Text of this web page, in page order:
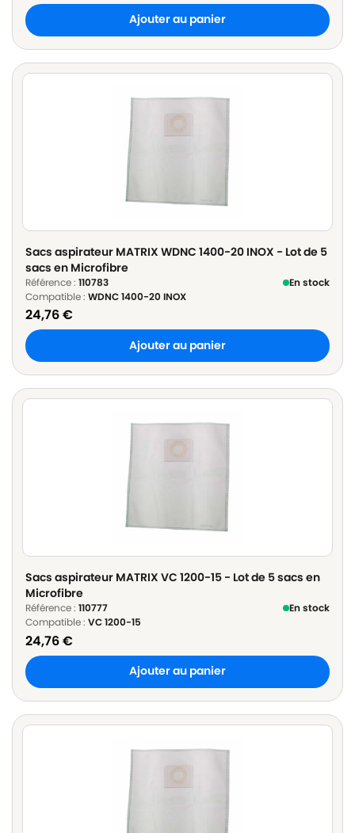
Ajouter au panier
Sacs aspirateur MATRIX WDNC 1400-20 INOX - Lot de 5
sacs en Microfibre
Référence : 110783
En stock
Compatible : WDNC 1400-20 INOX
24,76€
Ajouter au panier
Sacs aspirateur MATRIX VC 1200-15 - Lot de 5 sacs en
Microfibre
Référence : 110777
En stock
Compatible : VC 1200-15
24,76€
Ajouter au panier